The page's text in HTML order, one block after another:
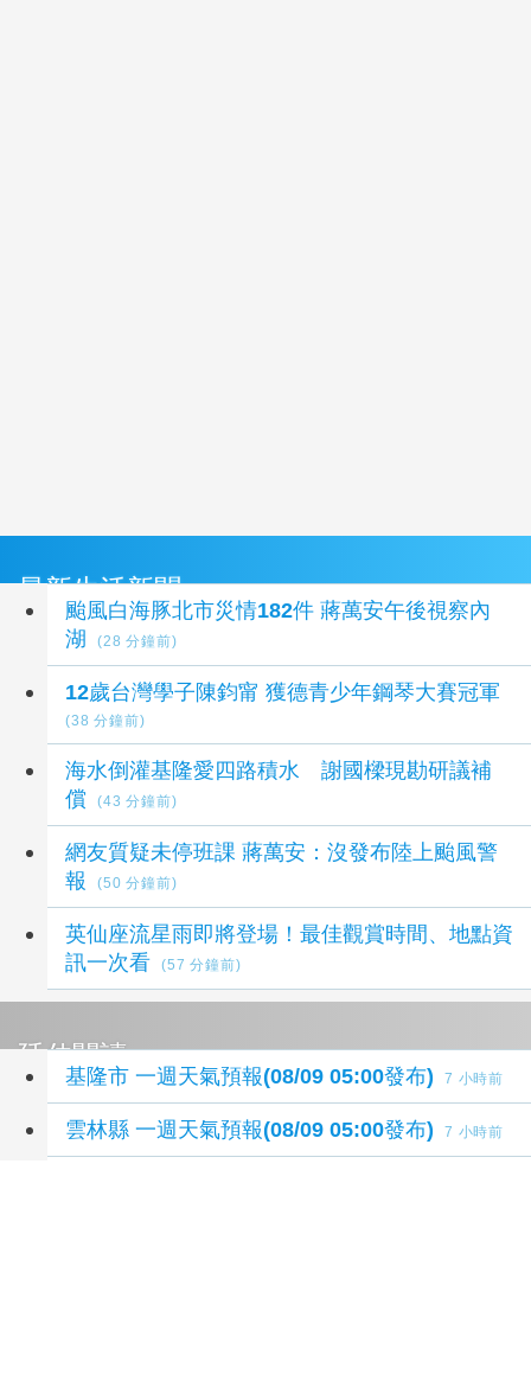
最新生活新聞
颱風白海豚北市災情182件 蔣萬安午後視察內
湖
(28 分鐘前)
12歲台灣學子陳鈞甯 獲德青少年鋼琴大賽冠軍
(38 分鐘前)
海水倒灌基隆愛四路積水 謝國樑現勘研議補
償
(43 分鐘前)
網友質疑未停班課 蔣萬安：沒發布陸上颱風警
報
(50 分鐘前)
英仙座流星雨即將登場！最佳觀賞時間、地點資
訊一次看
(57 分鐘前)
延伸閱讀
基隆市 一週天氣預報(08/09 05:00發布) 7 小時前
雲林縣 一週天氣預報(08/09 05:00發布) 7 小時前